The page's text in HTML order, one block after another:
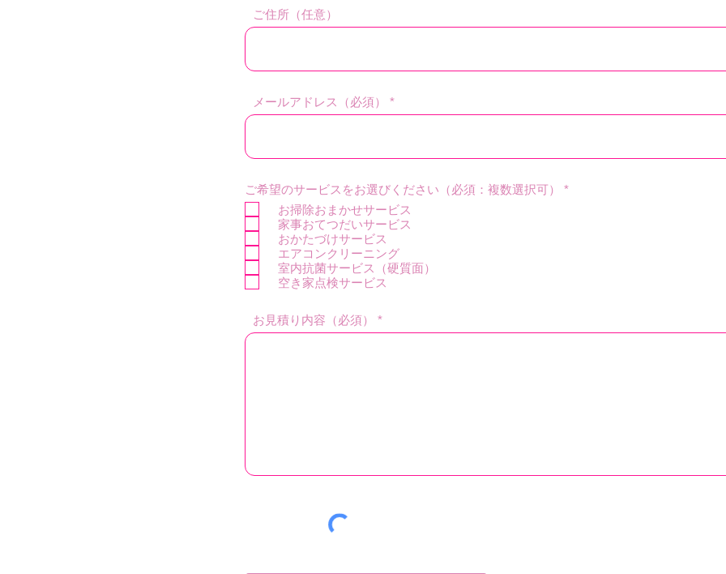
ご住所（任意）
メールアドレス（必須）
ご希望のサービスをお選びください（必須：複数選択可） *必
お掃除おまかせサービス
家事おてつだいサービス
おかたづけサービス
エアコンクリーニング
室内抗菌サービス（硬質面）
空き家点検サービス
お見積り内容（必須）